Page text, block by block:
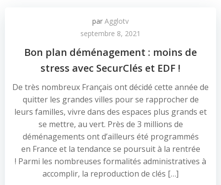
par Agglotv
septembre 8, 2021
Bon plan déménagement : moins de
stress avec SecurClés et EDF !
De très nombreux Français ont décidé cette année de
quitter les grandes villes pour se rapprocher de
leurs familles, vivre dans des espaces plus grands et
se mettre, au vert. Près de 3 millions de
déménagements ont d’ailleurs été programmés
en France et la tendance se poursuit à la rentrée
! Parmi les nombreuses formalités administratives à
accomplir, la reproduction de clés […]